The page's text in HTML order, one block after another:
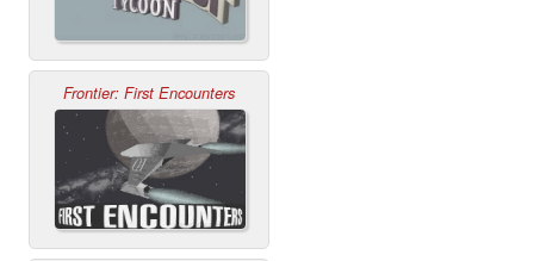
Frontier: First Encounters